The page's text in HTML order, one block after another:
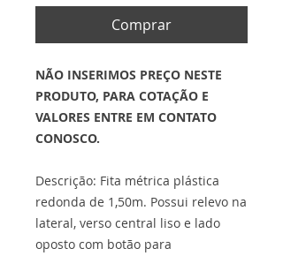
Comprar
NÃO INSERIMOS PREÇO NESTE
PRODUTO, PARA COTAÇÃO E
VALORES ENTRE EM CONTATO
CONOSCO.
Descrição: Fita métrica plástica
redonda de 1,50m. Possui relevo na
lateral, verso central liso e lado
oposto com botão para